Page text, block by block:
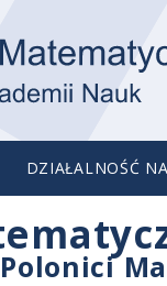
DZIAŁALNOŚĆ